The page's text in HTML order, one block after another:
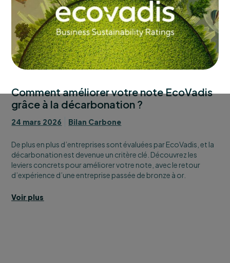
Comment améliorer votre note EcoVadis
grâce à la décarbonation ?
24 mars 2026 Bilan Carbone
De plus en plus d’entreprises sont évaluées par EcoVadis, et la
décarbonation est devenue un critère clé. Découvrez les
leviers concrets pour améliorer votre note, avec le retour
d’expérience d’une entreprise passée de bronze à or.
Voir plus